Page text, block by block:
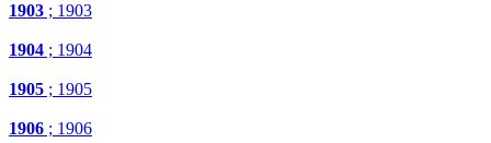
1903 ; 1903
1904 ; 1904
1905 ; 1905
1906 ; 1906